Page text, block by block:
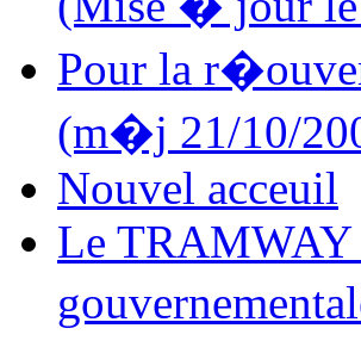
Pour la
(m�j 21/10/
Nouvel acceuil
Le TRAMWAY